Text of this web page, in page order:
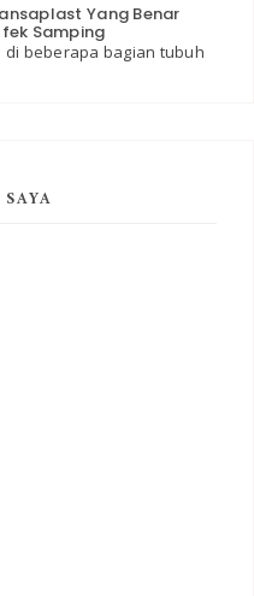
Yang Benar
Samping
di beberapa bagian tubuh